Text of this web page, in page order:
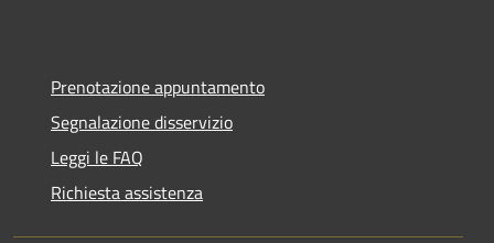
Prenotazione appuntamento
Segnalazione disservizio
Leggi le FAQ
Richiesta assistenza